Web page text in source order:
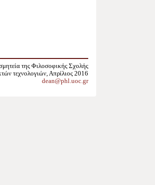
της Φιλοσοφικής Σχολής
τεχνολογιών, Απρίλιος 2016
dean@phl.uoc.gr